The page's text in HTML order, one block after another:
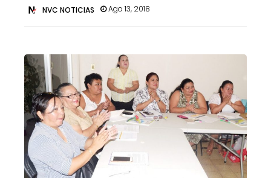
NVC NOTICIAS Ago 13, 2018